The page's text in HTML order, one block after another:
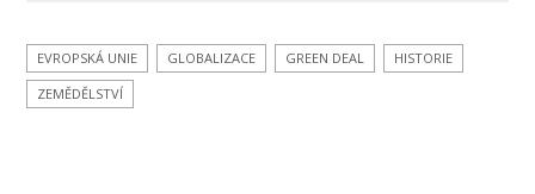
EVROPSKÁ UNIE GLOBALIZACE GREEN DEAL
HISTORIE
ZEMĚDĚLSTVÍ